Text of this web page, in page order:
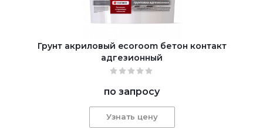
Грунт акриловый ecoroom бетон контакт
адгезионный
по запросу
Узнать цену